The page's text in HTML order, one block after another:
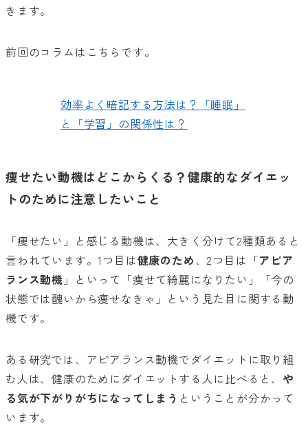
きます。
前回のコラムはこちらです。
効率よく暗記する方法は？「睡眠」
と「学習」の関係性は？
痩せたい動機はどこからくる？健康的なダイエッ
トのために注意したいこと
「痩せたい」と感じる動機は、大きく分けて2種類あると
言われています。1つ目は健康のため、2つ目は「アピア
ランス動機 」といって「痩せて綺麗になりたい」「今の
状態では醜いから痩せなきゃ」という見た目に関する動
機です。
ある研究では、アピアランス動機でダイエットに取り組
む人は、健康のためにダイエットする人に比べると、や
る気が下がりがちになってしまう ということが分かって
います。